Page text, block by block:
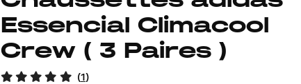
Essencial Climacool
Crew ( 3 Paires )
(1)